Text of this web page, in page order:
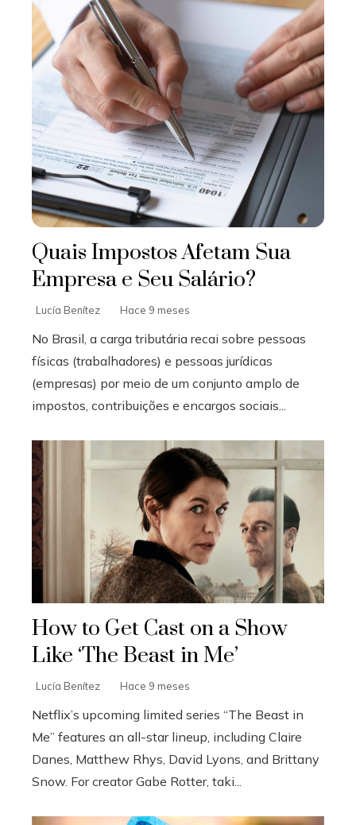
Quais Impostos Afetam Sua
Empresa e Seu Salário?
Lucía Benítez Hace 9 meses
No Brasil, a carga tributária recai sobre pessoas
físicas (trabalhadores) e pessoas jurídicas
(empresas) por meio de um conjunto amplo de
impostos, contribuições e encargos sociais...
How to Get Cast on a Show
Like ‘The Beast in Me’
Lucía Benítez Hace 9 meses
Netflix’s upcoming limited series “The Beast in
Me” features an all-star lineup, including Claire
Danes, Matthew Rhys, David Lyons, and Brittany
Snow. For creator Gabe Rotter, taki...